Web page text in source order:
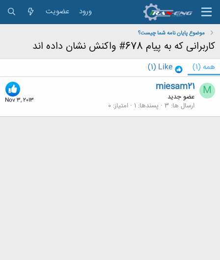
ورود عضویت
موضوع پایان نامه شما چیست؟
کاربرانی که به پیام 678# واکنش نشان داده اند
همه (1)
Like
(1)
M
Nov 3, 2013
miesam21
عضو جدید
ارسال ها 3 پسندها 1 امتیاز 0